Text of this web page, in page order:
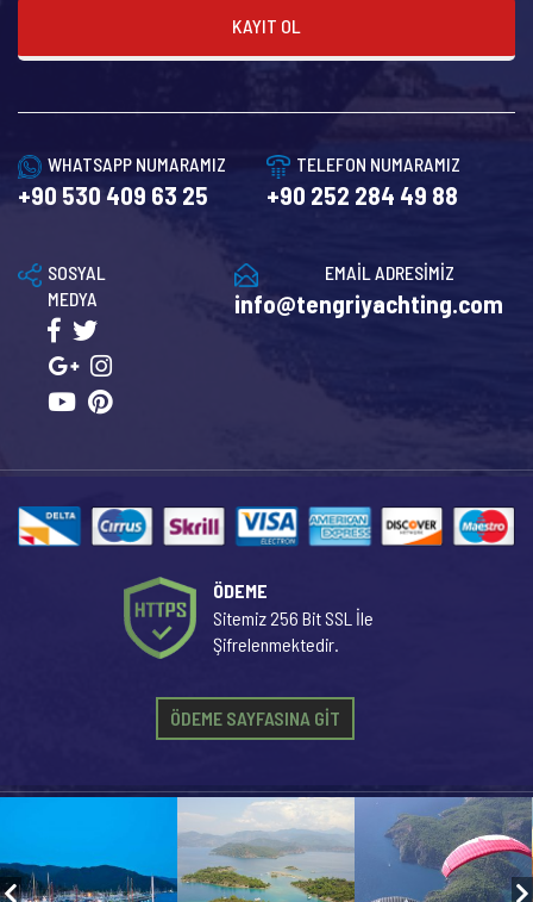
KAYIT OL
WHATSAPP NUMARAMIZ
+90 530 409 63 25
TELEFON NUMARAMIZ
+90 252 284 49 88
EMAİL ADRESİMİZ
info@tengriyachting.com
SOSYAL
MEDYA
ÖDEME
Sitemiz 256 Bit SSL İle
Şifrelenmektedir.
ÖDEME SAYFASINA GİT